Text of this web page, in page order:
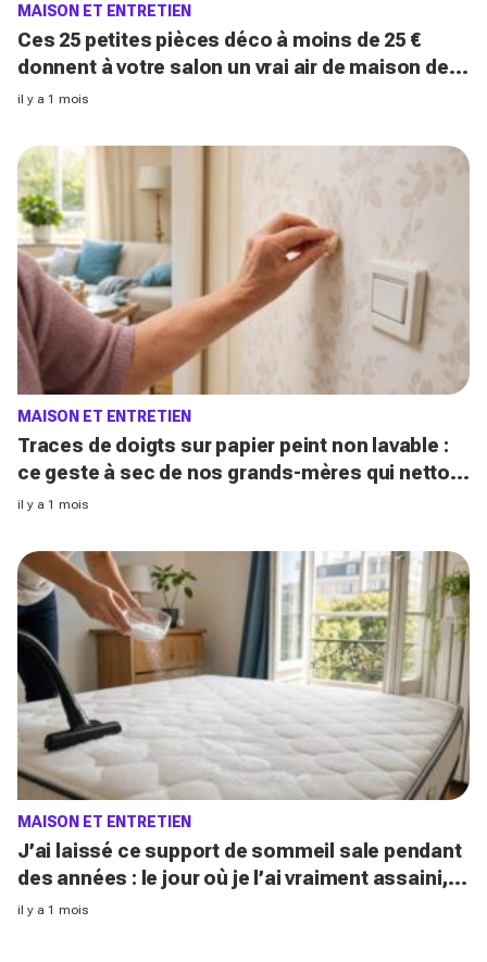
MAISON ET ENTRETIEN
Ces 25 petites pièces déco à moins de 25 €
donnent à votre salon un vrai air de maison de
vacances avant l’été 2026
il y a 1 mois
MAISON ET ENTRETIEN
Traces de doigts sur papier peint non lavable :
ce geste à sec de nos grands-mères qui nettoie
tout sans jamais décoller le lé
il y a 1 mois
MAISON ET ENTRETIEN
J’ai laissé ce support de sommeil sale pendant
des années : le jour où je l’ai vraiment assaini,
j’ai découvert l’horreur cachée
il y a 1 mois